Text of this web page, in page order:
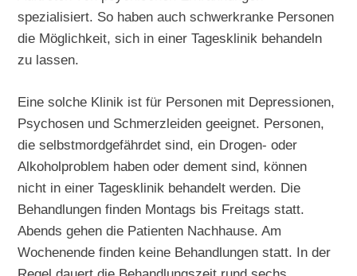
spezialisiert. So haben auch schwerkranke Personen
die Möglichkeit, sich in einer Tagesklinik behandeln
zu lassen.
Eine solche Klinik ist für Personen mit Depressionen,
Psychosen und Schmerzleiden geeignet. Personen,
die selbstmordgefährdet sind, ein Drogen- oder
Alkoholproblem haben oder dement sind, können
nicht in einer Tagesklinik behandelt werden. Die
Behandlungen finden Montags bis Freitags statt.
Abends gehen die Patienten Nachhause. Am
Wochenende finden keine Behandlungen statt. In der